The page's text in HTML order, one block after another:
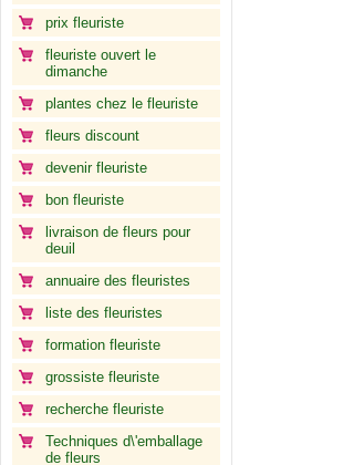
prix fleuriste
fleuriste ouvert le
dimanche
plantes chez le fleuriste
fleurs discount
devenir fleuriste
bon fleuriste
livraison de fleurs pour
deuil
annuaire des fleuristes
liste des fleuristes
formation fleuriste
grossiste fleuriste
recherche fleuriste
Techniques d\'emballage
de fleurs